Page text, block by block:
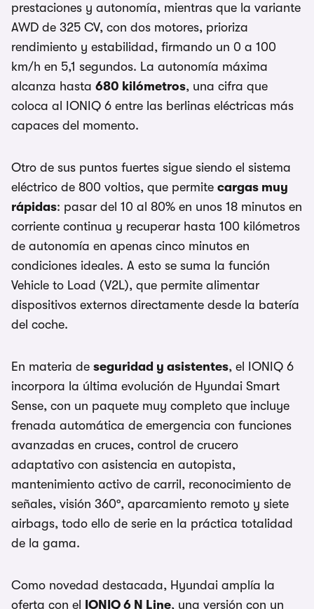
prestaciones y autonomía, mientras que la variante
AWD de 325 CV, con dos motores, prioriza
rendimiento y estabilidad, firmando un 0 a 100
km/h en 5,1 segundos. La autonomía máxima
alcanza hasta 680 kilómetros, una cifra que
coloca al IONIQ 6 entre las berlinas eléctricas más
capaces del momento.
Otro de sus puntos fuertes sigue siendo el sistema
eléctrico de 800 voltios, que permite cargas muy
rápidas: pasar del 10 al 80% en unos 18 minutos en
corriente continua y recuperar hasta 100 kilómetros
de autonomía en apenas cinco minutos en
condiciones ideales. A esto se suma la función
Vehicle to Load (V2L), que permite alimentar
dispositivos externos directamente desde la batería
del coche.
En materia de seguridad y asistentes, el IONIQ 6
incorpora la última evolución de Hyundai Smart
Sense, con un paquete muy completo que incluye
frenada automática de emergencia con funciones
avanzadas en cruces, control de crucero
adaptativo con asistencia en autopista,
mantenimiento activo de carril, reconocimiento de
señales, visión 360º, aparcamiento remoto y siete
airbags, todo ello de serie en la práctica totalidad
de la gama.
Como novedad destacada, Hyundai amplía la
oferta con el
IONIQ 6 N Line, una versión con un